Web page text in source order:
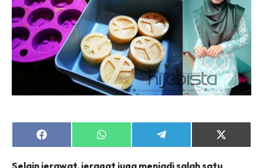
Share
on
Share
on
Share
on
Share
on
Selain jerawat, jeragat juga menjadi salah satu